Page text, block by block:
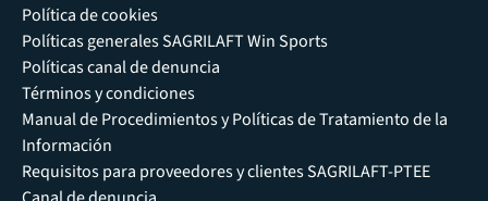
Política de cookies
Políticas generales SAGRILAFT Win Sports
Políticas canal de denuncia
Términos y condiciones
Manual de Procedimientos y Políticas de Tratamiento de la
Información
Requisitos para proveedores y clientes SAGRILAFT-PTEE